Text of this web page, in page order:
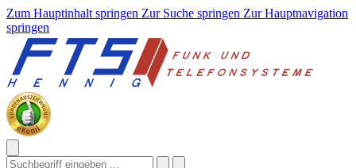
Zum Hauptinhalt springen Zur Suche springen Zur Hauptnavigation
springen